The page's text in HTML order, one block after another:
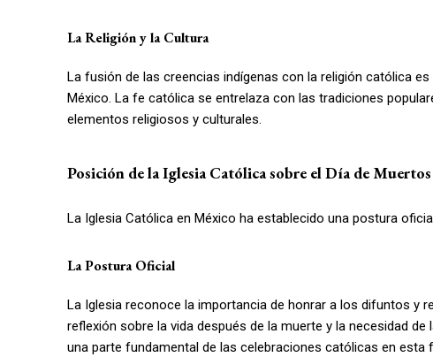
La Religión y la Cultura
La fusión de las creencias indígenas con la religión católica
México. La fe católica se entrelaza con las tradiciones
elementos religiosos y culturales.
Posición de la Iglesia Católica sobre el Día de Muertos
La Iglesia Católica en México ha establecido una postura
La Postura Oficial
La Iglesia reconoce la importancia de honrar a los difuntos y
reflexión sobre la vida después de la muerte y la necesidad
una parte fundamental de las celebraciones católicas en esta